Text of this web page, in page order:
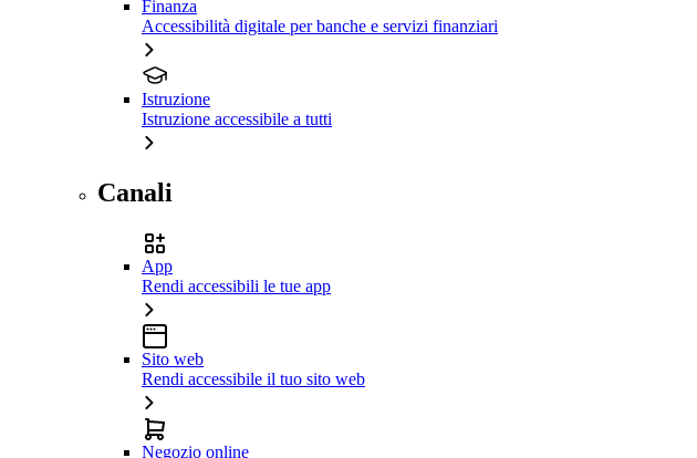
Finanza
Accessibilità digitale per banche e servizi finanziari
Istruzione
Istruzione accessibile a tutti
Canali
App
Rendi accessibili le tue app
Sito web
Rendi accessibile il tuo sito web
Negozio online